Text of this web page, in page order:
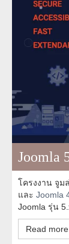
Joomla
โครงงาน จูม
และ Joomla
Joomla รุ่น
Read more